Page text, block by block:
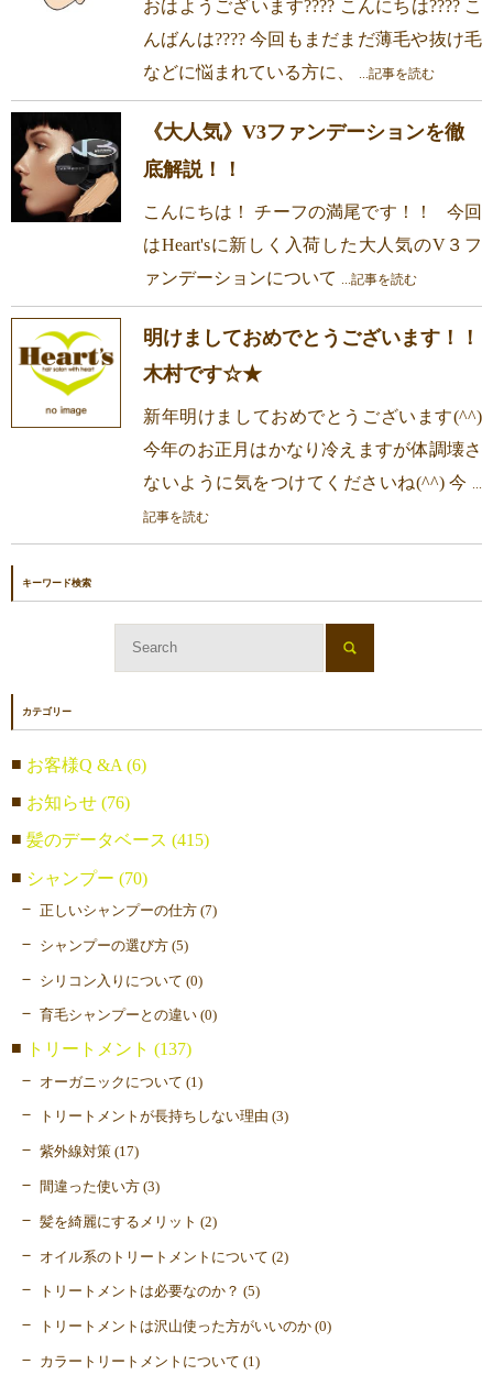
おはようございます???? こんにちは???? こ
んばんは???? 今回もまだまだ薄毛や抜け毛
などに悩まれている方に、
...記事を読む
《大人気》V3ファンデーションを徹
底解説！！
こんにちは！ チーフの満尾です！！ 今回
はHeart'sに新しく入荷した大人気のV３フ
ァンデーションについて
...記事を読む
明けましておめでとうございます！！
木村です☆★
新年明けましておめでとうございます(^^)
今年のお正月はかなり冷えますが体調壊さ
ないように気をつけてくださいね(^^) 今 ...
記事を読む
キーワード検索
カテゴリー
お客様Q &A (6)
お知らせ (76)
髪のデータベース (415)
シャンプー (70)
正しいシャンプーの仕方 (7)
シャンプーの選び方 (5)
シリコン入りについて (0)
育毛シャンプーとの違い (0)
トリートメント (137)
オーガニックについて (1)
トリートメントが長持ちしない理由 (3)
紫外線対策 (17)
間違った使い方 (3)
髪を綺麗にするメリット (2)
オイル系のトリートメントについて (2)
トリートメントは必要なのか？ (5)
トリートメントは沢山使った方がいいのか (0)
カラートリートメントについて (1)